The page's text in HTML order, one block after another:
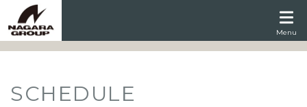
Menu
SCHEDULE